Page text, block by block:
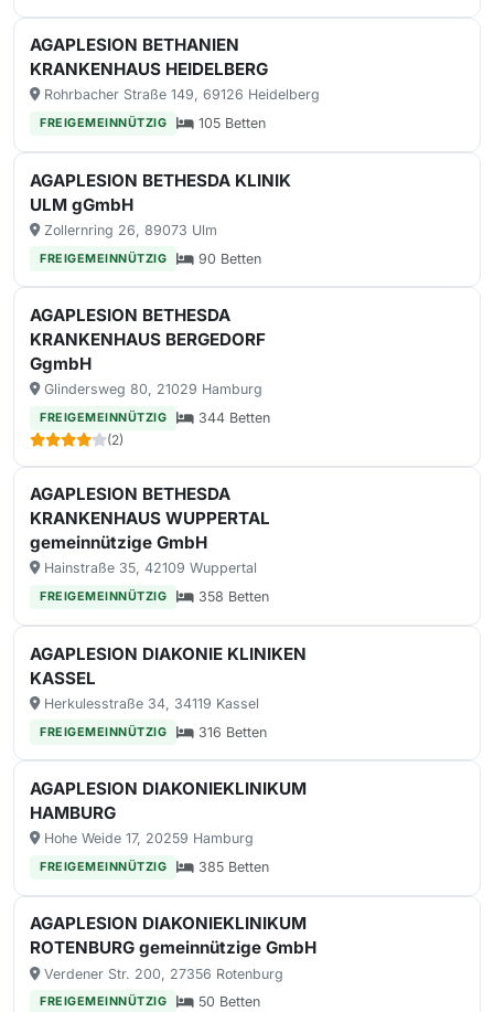
AGAPLESION BETHANIEN
KRANKENHAUS HEIDELBERG
Rohrbacher Straße 149, 69126 Heidelberg
FREIGEMEINNÜTZIG 105 Betten
AGAPLESION BETHESDA KLINIK
ULM gGmbH
Zollernring 26, 89073 Ulm
FREIGEMEINNÜTZIG 90 Betten
AGAPLESION BETHESDA
KRANKENHAUS BERGEDORF
GgmbH
Glindersweg 80, 21029 Hamburg
FREIGEMEINNÜTZIG
344 Betten
(2)
AGAPLESION BETHESDA
KRANKENHAUS WUPPERTAL
gemeinnützige GmbH
Hainstraße 35, 42109 Wuppertal
FREIGEMEINNÜTZIG 358 Betten
AGAPLESION DIAKONIE KLINIKEN
KASSEL
Herkulesstraße 34, 34119 Kassel
FREIGEMEINNÜTZIG 316 Betten
AGAPLESION DIAKONIEKLINIKUM
HAMBURG
Hohe Weide 17, 20259 Hamburg
FREIGEMEINNÜTZIG 385 Betten
AGAPLESION DIAKONIEKLINIKUM
ROTENBURG gemeinnützige GmbH
Verdener Str. 200, 27356 Rotenburg
FREIGEMEINNÜTZIG
50 Betten